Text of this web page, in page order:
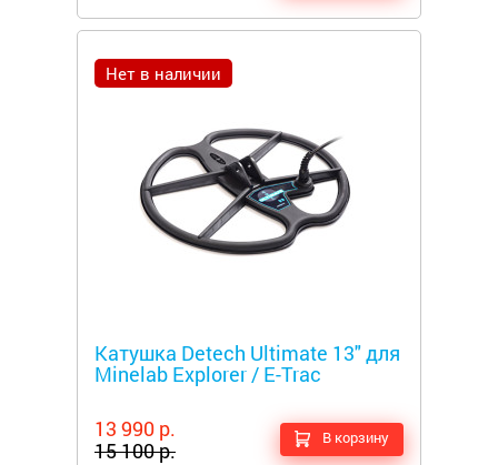
Нет в наличии
Катушка Detech Ultimate 13" для
Minelab Explorer / E-Trac
13 990 р.
15 100 р.
В корзину